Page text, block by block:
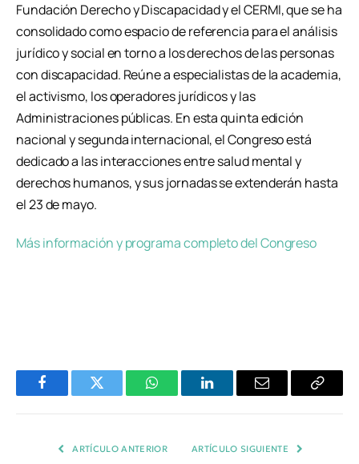
Fundación Derecho y Discapacidad y el CERMI, que se ha
consolidado como espacio de referencia para el análisis
jurídico y social en torno a los derechos de las personas
con discapacidad. Reúne a especialistas de la academia,
el activismo, los operadores jurídicos y las
Administraciones públicas. En esta quinta edición
nacional y segunda internacional, el Congreso está
dedicado a las interacciones entre salud mental y
derechos humanos, y sus jornadas se extenderán hasta
el 23 de mayo.
Más información y programa completo del Congreso
FacebookTwitter WhatsAppLinkedInEmail
Copiar
ARTÍCULO ANTERIOR ARTÍCULO SIGUIENTE